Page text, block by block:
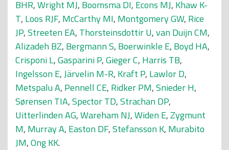
BHR,Wright MJ, Boomsma DI, Econs MJ, Khaw K-
T, Loos RJF, McCarthy MI, Montgomery GW, Rice
JP,Streeten EA, Thorsteinsdottir U,van Duijn CM,
Alizadeh BZ, Bergmann S, Boerwinkle E, Boyd HA,
Crisponi L,Gasparini P,Gieger C, Harris TB,
Ingelsson E,Järvelin M-R, Kraft P, Lawlor D,
Metspalu A, Pennell CE, Ridker PM,Snieder H,
Sørensen TIA,Spector TD,Strachan DP,
Uitterlinden AG,Wareham NJ,Widen E,Zygmunt
M, Murray A, Easton DF,Stefansson K, Murabito
JM,Ong KK.